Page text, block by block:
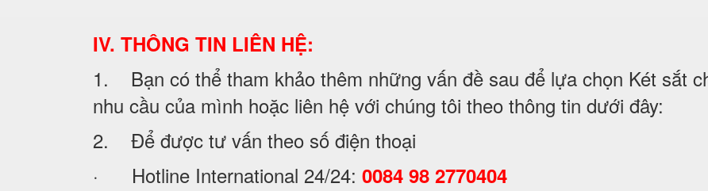
IV. THÔNG TIN LIÊN HỆ:
1. Bạn có thể tham khảo thêm những vấn đề sau để lựa chọn Két sắt
nhu cầu của mình hoặc liên hệ với chúng tôi theo thông tin dưới đây:
2. Để được tư vấn theo số điện thoại
· Hotline International 24/24: 0084 98 2770404